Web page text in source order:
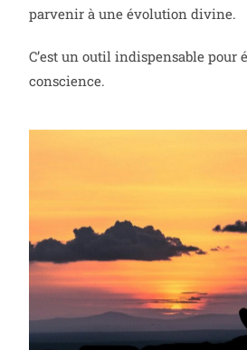
parvenir à une évolution divine.
C’est un outil indispensable pour
conscience.